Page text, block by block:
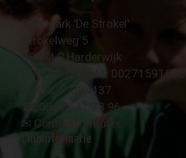
Sportpark 'De Strokel'
Strokelweg 5
3847 LR Harderwijk
BTW Nummer NL 002715910B01
KvK Nr 40094437
☎︎ 0341 - 41 28 96
✉︎ Contactformulier
Clubinformatie